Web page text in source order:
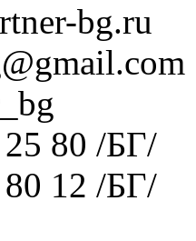
bg.ru
80 /БГ/
12 /БГ/